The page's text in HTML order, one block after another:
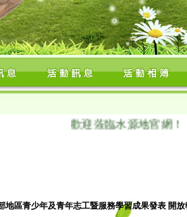
地區青少年及青年志工暨服務學習成果發表 開放